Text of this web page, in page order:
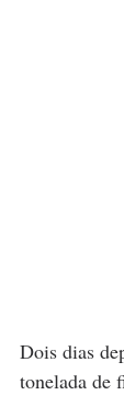
Dois dias
tonelada de